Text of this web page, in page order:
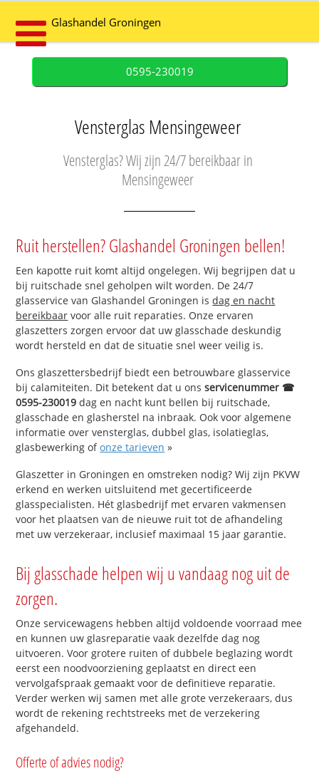
Glashandel Groningen
0595-230019
Vensterglas Mensingeweer
Vensterglas? Wij zijn 24/7 bereikbaar in
Mensingeweer
Ruit herstellen? Glashandel Groningen bellen!
Een kapotte ruit komt altijd ongelegen. Wij begrijpen dat u
bij ruitschade snel geholpen wilt worden. De 24/7
glasservice van Glashandel Groningen isdag en nacht
bereikbaar voor alle ruit reparaties. Onze ervaren
glaszetters zorgen ervoor dat uw glasschade deskundig
wordt hersteld en dat de situatie snel weer veilig is.
Ons glaszettersbedrijf biedt een betrouwbare glasservice
bij calamiteiten. Dit betekent dat u onsservicenummer ☎
0595-230019 dag en nacht kunt bellen bij ruitschade,
glasschade en glasherstel na inbraak. Ook voor algemene
informatie over vensterglas, dubbel glas, isolatieglas,
glasbewerking ofonze tarieven »
Glaszetter in Groningen en omstreken nodig? Wij zijn PKVW
erkend en werken uitsluitend met gecertificeerde
glasspecialisten. Hét glasbedrijf met ervaren vakmensen
voor het plaatsen van de nieuwe ruit tot de afhandeling
met uw verzekeraar, inclusief maximaal 15 jaar garantie.
Bij glasschade helpen wij u vandaag nog uit de
zorgen.
Onze servicewagens hebben altijd voldoende voorraad mee
en kunnen uw glasreparatie vaak dezelfde dag nog
uitvoeren. Voor grotere ruiten of dubbele beglazing wordt
eerst een noodvoorziening geplaatst en direct een
vervolgafspraak gemaakt voor de definitieve reparatie.
Verder werken wij samen met alle grote verzekeraars, dus
wordt de rekening rechtstreeks met de verzekering
afgehandeld.
Offerte of advies nodig?